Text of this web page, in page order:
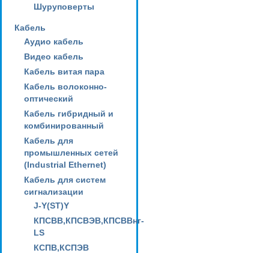
Шуруповерты
Кабель
Аудио кабель
Видео кабель
Кабель витая пара
Кабель волоконно-
оптический
Кабель гибридный и
комбинированный
Кабель для
промышленных сетей
(Industrial Ethernet)
Кабель для систем
сигнализации
J-Y(ST)Y
КПСВВ,КПСВЭВ,КПСВВнг-
LS
КСПВ,КСПЭВ